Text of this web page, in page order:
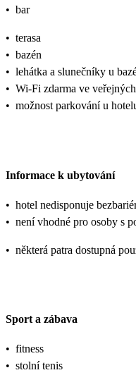
• bar
• terasa
• bazén
• lehátka a slunečníky u
• Wi-Fi zdarma ve
• možnost parkování u
Informace k ubytování
• hotel nedisponuje
• není vhodné pro osoby s
• některá patra dostupná
Sport a zábava
• fitness
• stolní tenis